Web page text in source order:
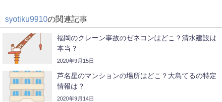
syotiku9910の関連記事
福岡のクレーン事故のゼネコンはどこ？清水建設は
本当？
2020年9月15日
芦名星のマンションの場所はどこ？大島てるの特定
情報は？
2020年9月14日